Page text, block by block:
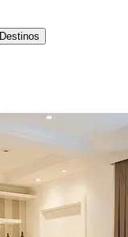
Destinos